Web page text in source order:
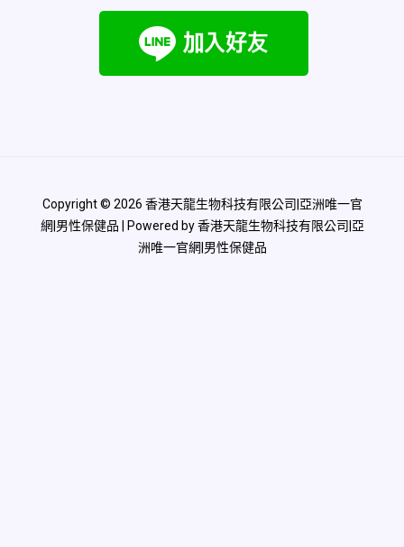
Copyright © 2026 香港天龍生物科技有限公司|亞洲唯一官
網|男性保健品 | Powered by 香港天龍生物科技有限公司|亞
洲唯一官網|男性保健品